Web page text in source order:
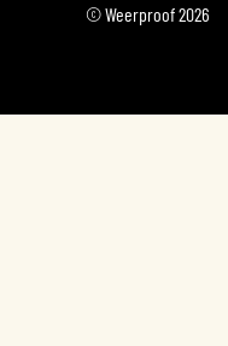
© Weerproof 2026